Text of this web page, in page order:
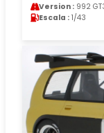
Version : 992
Escala : 1/43